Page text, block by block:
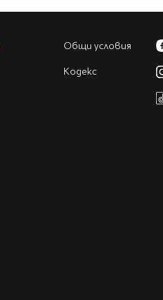
Общи условия
Кодекс